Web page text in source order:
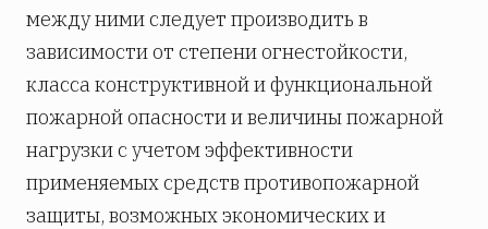
между ними следует производить в
зависимости от степени огнестойкости,
класса конструктивной и функциональной
пожарной опасности и величины пожарной
нагрузки с учетом эффективности
применяемых средств противопожарной
защиты, возможных экономических и